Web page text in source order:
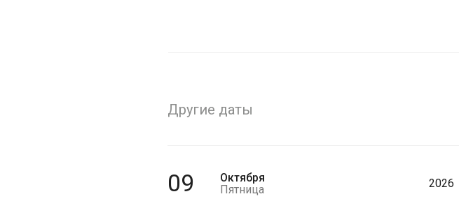
Другие даты
09
Октября
Пятница
2026